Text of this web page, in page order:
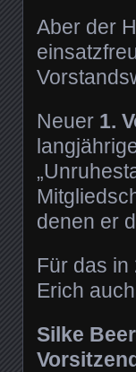
Aber der
Neuer 1.
denen er
Für das in
Erich
Silke Beer